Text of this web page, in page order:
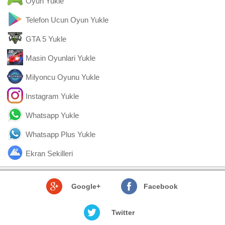
Telefon Ucun Oyun Yukle
GTA 5 Yukle
Masin Oyunlari Yukle
Milyoncu Oyunu Yukle
Instagram Yukle
Whatsapp Yukle
Whatsapp Plus Yukle
Ekran Sekilleri
Google+ Facebook
Twitter